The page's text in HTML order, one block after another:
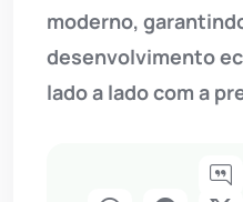
moderno,
desenvolvimento
lado a lado com a